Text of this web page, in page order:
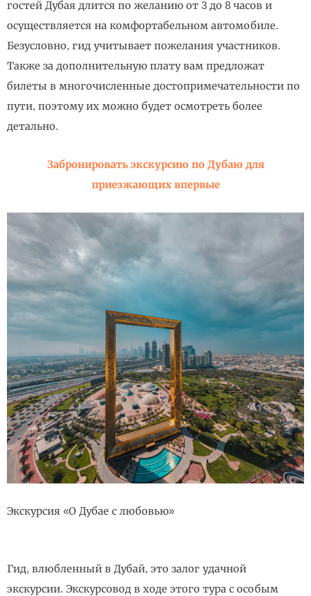
гостей Дубая длится по желанию от 3 до 8 часов и
осуществляется на комфортабельном автомобиле.
Безусловно, гид учитывает пожелания участников.
Также за дополнительную плату вам предложат
билеты в многочисленные достопримечательности по
пути, поэтому их можно будет осмотреть более
детально.
Забронировать экскурсию по Дубаю для
приезжающих впервые
Экскурсия «О Дубае с любовью»
Гид, влюбленный в Дубай, это залог удачной
экскурсии. Экскурсовод в ходе этого тура с особым